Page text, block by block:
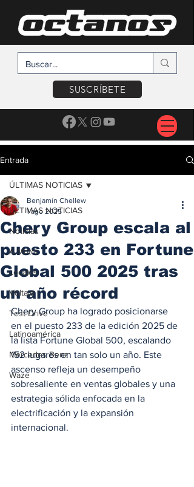
SUSCRÍBETE
Entrada
ÚLTIMAS NOTICIAS
Noticias
A Motor
Locales
Voltaje
Test Drive
Latinoamérica
Mercedes Benz
Waze
ÚLTIMAS NOTICIAS
Chery Group escala al
puesto 233 en Fortune
Global 500 2025 tras
un año récord
Benjamín Chellew
1 ago 2025
Chery Group ha logrado posicionarse
en el puesto 233 de la edición 2025 de
la lista Fortune Global 500, escalando
152 lugares en tan solo un año. Este
ascenso refleja un desempeño
sobresaliente en ventas globales y una
estrategia sólida enfocada en la
electrificación y la expansión
internacional.